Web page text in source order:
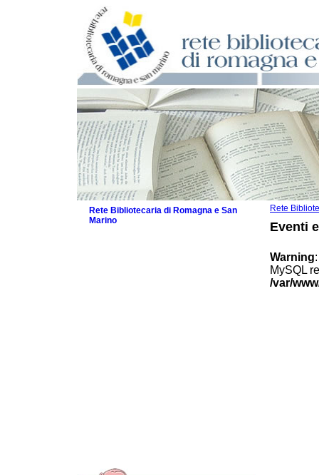
Rete
Eventi
Warning
MySQL
/var/
Rete Bibliotecaria di Romagna e San
Marino